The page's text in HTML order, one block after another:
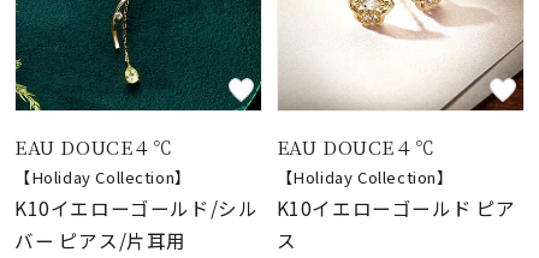
EAU DOUCE４℃
【Holiday Collection】
K10イエローゴールド/シル
バー ピアス/片耳用
EAU DOUCE４℃
【Holiday Collection】
K10イエローゴールド ピア
ス